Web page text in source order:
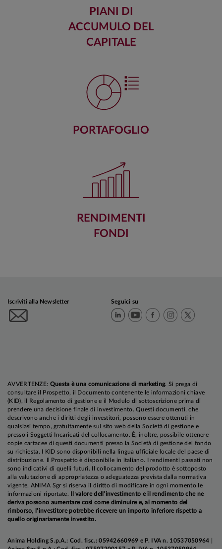
PIANI DI
ACCUMULO DEL
CAPITALE
PORTAFOGLIO
RENDIMENTI
FONDI
Iscriviti alla Newsletter Seguici su
AVVERTENZE: Questa è una comunicazione di marketing. Si prega di
consultare il Prospetto, il Documento contenente le informazioni chiave
(KID), il Regolamento di gestione e il Modulo di sottoscrizione prima di
prendere una decisione finale di investimento. Questi documenti, che
descrivono anche i diritti degli investitori, possono essere ottenuti in
qualsiasi tempo, gratuitamente sul sito web della Società di gestione e
presso i Soggetti Incaricati del collocamento. È, inoltre, possibile ottenere
copie cartacee di questi documenti presso la Società di gestione del fondo
su richiesta. I KID sono disponibili nella lingua ufficiale locale del paese di
distribuzione. Il Prospetto è disponibile in italiano. I rendimenti passati non
sono indicativi di quelli futuri. Il collocamento del prodotto è sottoposto
alla valutazione di appropriatezza o adeguatezza prevista dalla normativa
vigente. ANIMA Sgr si riserva il diritto di modificare in ogni momento le
informazioni riportate.
Il valore dell’investimento e il rendimento che ne
deriva possono aumentare così come diminuire e, al momento del
rimborso, l’investitore potrebbe ricevere un importo inferiore rispetto a
quello originariamente investito.
Anima Holding S.p.A.: Cod. fisc.: 05942660969 e P. IVA n. 10537050964 |